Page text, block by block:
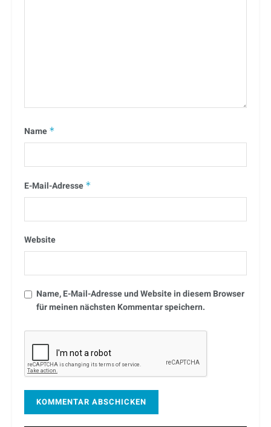
Name *
E-Mail-Adresse *
Website
Name, E-Mail-Adresse und Website in diesem Browser
für meinen nächsten Kommentar speichern.